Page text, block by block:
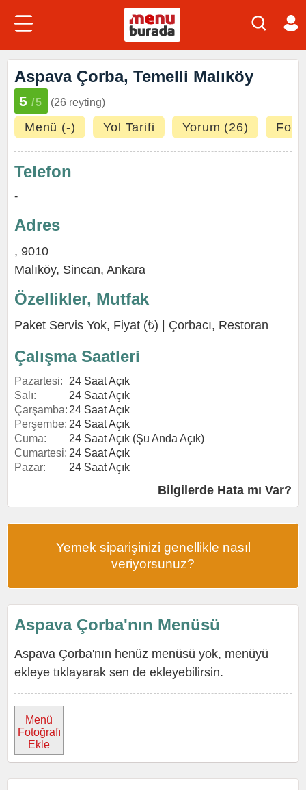
Aspava Çorba, Temelli Malıköy
5 /5 (26 reyting)
Menü (-) Yol Tarifi Yorum (26)
Telefon
-
Adres
, 9010
Malıköy, Sincan, Ankara
Özellikler, Mutfak
Paket Servis Yok, Fiyat (₺) | Çorbacı, Restoran
Çalışma Saatleri
Pazartesi:
24 Saat Açık
Salı:
24 Saat Açık
Çarşamba: 24 Saat Açık
Perşembe: 24 Saat Açık
Cuma:
24 Saat Açık (Şu Anda Açık)
Cumartesi: 24 Saat Açık
Pazar:
24 Saat Açık
Bilgilerde Hata mı Var?
Yemek siparişinizi genellikle nasıl
veriyorsunuz?
Aspava Çorba'nın Menüsü
Aspava Çorba'nın henüz menüsü yok, menüyü
ekleye tıklayarak sen de ekleyebilirsin.
Menü
Fotoğrafı
Ekle